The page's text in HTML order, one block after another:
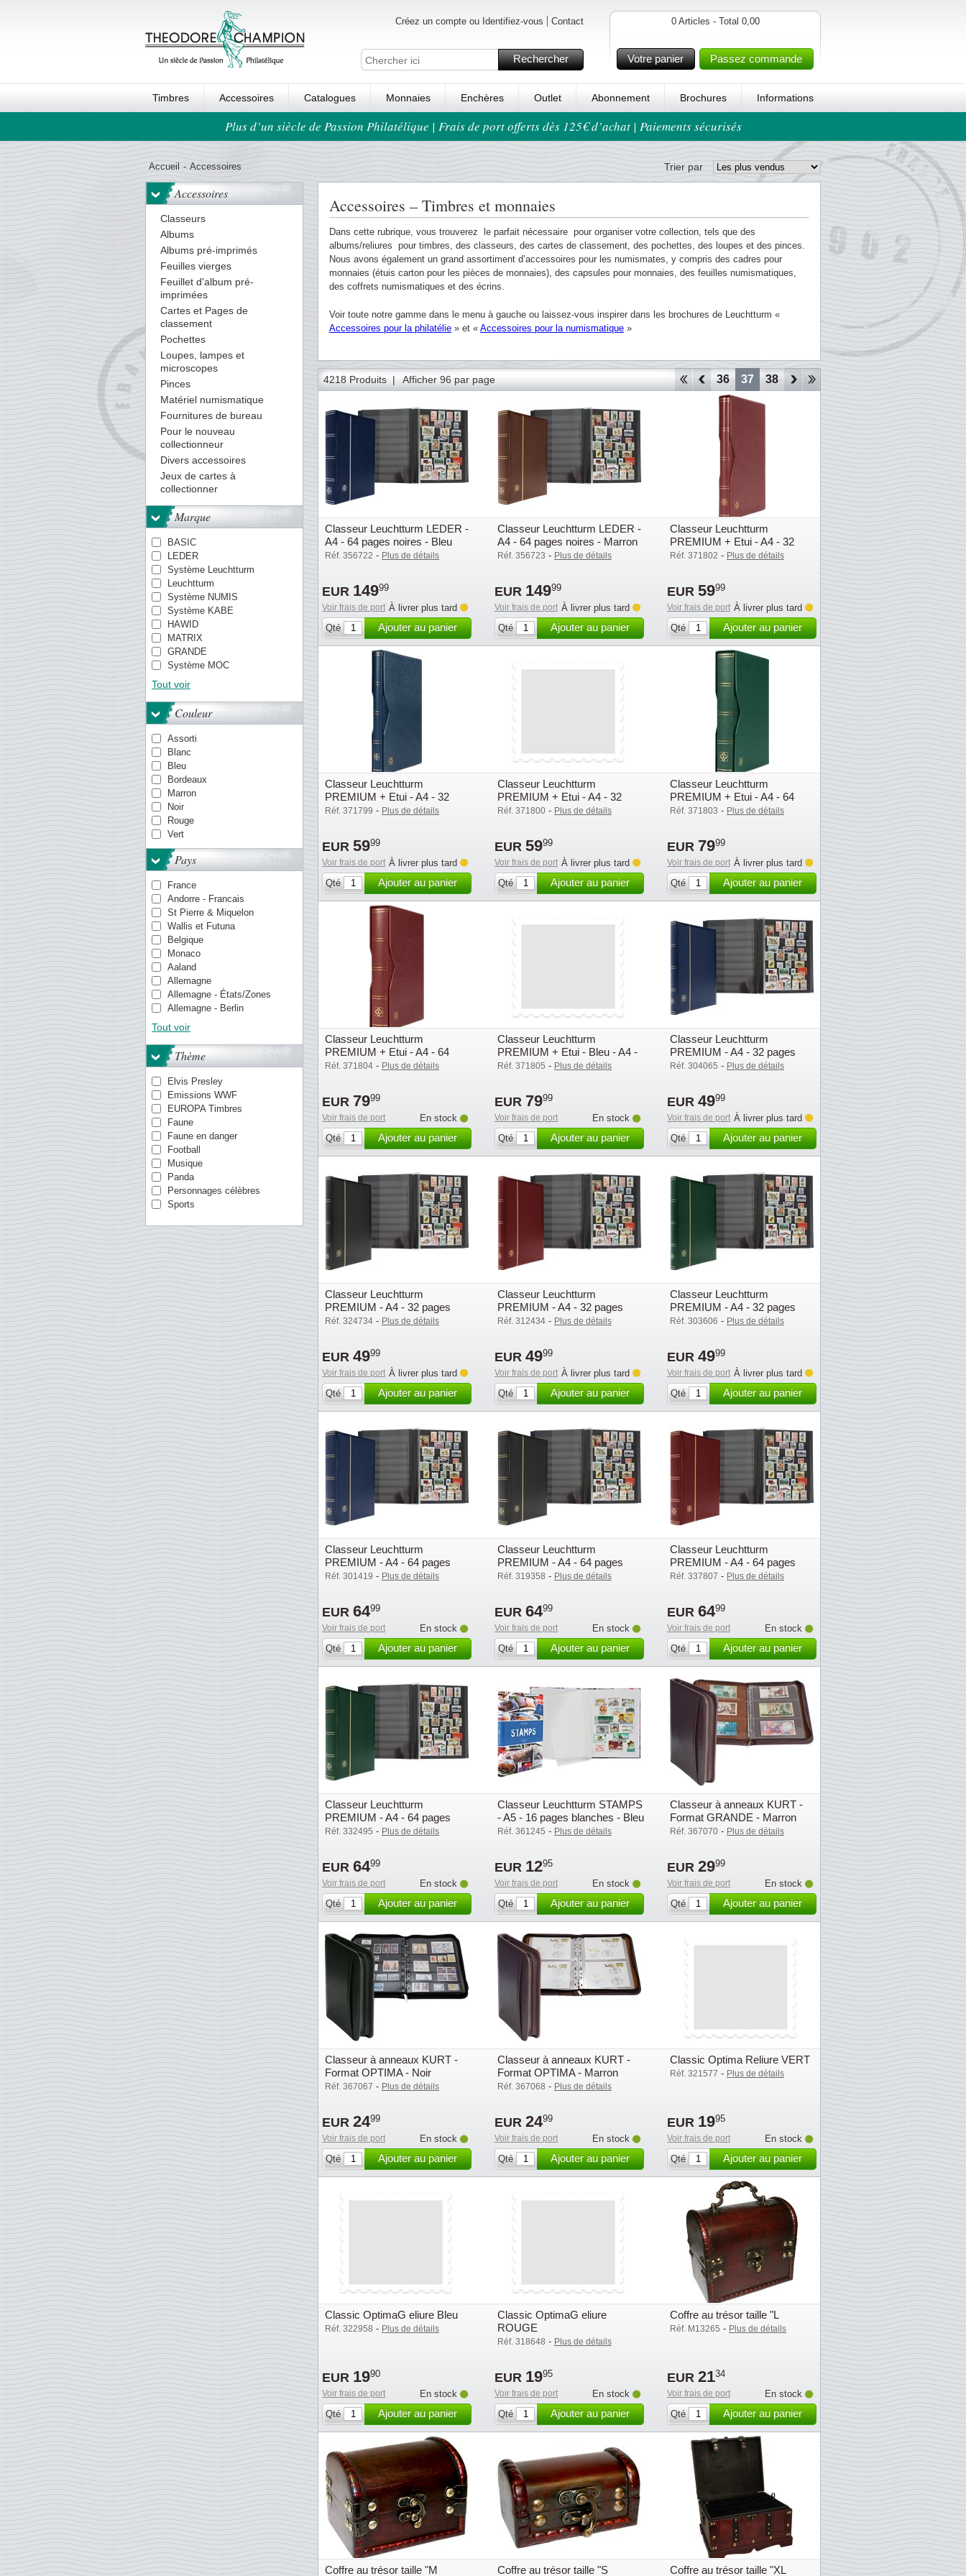
Créez un compte ou Identifiez-vous Contact
Rechercher
0 Articles - Total 0,00
Votre panier Passez commande
Timbres Accessoires Catalogues Monnaies Enchères Outlet Abonnement Brochures Informations
Ordre au panierPlus d’un siècle de Passion Philatélique | Frais de port offerts dès 125€ d’achat | Paiements sécurisés
Accueil - Accessoires Trier par
Accessoires
Classeurs
Albums
Albums pré-imprimés
Feuilles vierges
Feuillet d'album pré-
imprimées
Cartes et Pages de
classement
Pochettes
Loupes, lampes et
microscopes
Pinces
Matériel numismatique
Fournitures de bureau
Pour le nouveau
collectionneur
Divers accessoires
Jeux de cartes à
collectionner
Marque
BASIC
LEDER
Système Leuchtturm
Leuchtturm
Système NUMIS
Système KABE
HAWID
MATRIX
GRANDE
Système MOC
TACK
PREMIUM
Système OPTIMA
Quadrum
VARIO
Système KANZLEI
Pochettes ENCAP
COMFORT
Système FOLIO
Smart
LAPE
Tout voir
Couleur
Assorti
Blanc
Bleu
Bordeaux
Marron
Noir
Rouge
Vert
Pays
France
Andorre - Francais
St Pierre & Miquelon
Wallis et Futuna
Belgique
Monaco
Aaland
Allemagne
Allemagne - États/Zones
Allemagne - Berlin
Allemagne de l'Est (RDA)
Antilles danoises
Antilles néerlandaises
Aruba
Aurigny
Australie
Autriche
Canada
Chine
Chypre
Croatie
Danemark
Egypte
Empire Allemand
Espagne
Estonie
Tout voir
Thème
Elvis Presley
Emissions WWF
EUROPA Timbres
Faune
Faune en danger
Football
Musique
Panda
Personnages célèbres
Sports
Accessoires – Timbres et monnaies
Dans cette rubrique, vous trouverez le parfait nécessaire pour organiser votre collection, tels que des
albums/reliures pour timbres, des classeurs, des cartes de classement, des pochettes, des loupes et des pinces.
Nous avons également un grand assortiment d’accessoires pour les numismates, y compris des cadres pour
monnaies (étuis carton pour les pièces de monnaies), des capsules pour monnaies, des feuilles numismatiques,
des coffrets numismatiques et des écrins.
Voir toute notre gamme dans le menu à gauche ou laissez-vous inspirer dans les brochures de Leuchtturm «
Accessoires pour la philatélie » et « Accessoires pour la numismatique »
4218 Produits | Afficher 96 par page
11 13 20 21 22 23 24 25 26 34 35 36 37 38 39 40
Classeur Leuchtturm LEDER -
A4 - 64 pages noires - Bleu
Réf. 356722 - Plus de détails
EUR 14999
Voir frais de port À livrer plus tard
Qté
Ajouter au panier
Classeur Leuchtturm LEDER -
A4 - 64 pages noires - Marron
Réf. 356723 - Plus de détails
EUR 14999
Voir frais de port À livrer plus tard
Qté
Ajouter au panier
Classeur Leuchtturm
PREMIUM + Etui - A4 - 32
pages noires - Rouge
Réf. 371802 - Plus de détails
EUR 5999
Voir frais de port À livrer plus tard
Qté
Ajouter au panier
Classeur Leuchtturm
PREMIUM + Etui - A4 - 32
pages noires - bleu
Réf. 371799 - Plus de détails
EUR 5999
Voir frais de port À livrer plus tard
Qté
Ajouter au panier
Classeur Leuchtturm
PREMIUM + Etui - A4 - 32
pages noires - Vert
Réf. 371800 - Plus de détails
EUR 5999
Voir frais de port À livrer plus tard
Qté
Ajouter au panier
Classeur Leuchtturm
PREMIUM + Etui - A4 - 64
pages noires - Vert
Réf. 371803 - Plus de détails
EUR 7999
Voir frais de port À livrer plus tard
Qté
Ajouter au panier
Classeur Leuchtturm
PREMIUM + Etui - A4 - 64
pages noires - Rouge
Réf. 371804 - Plus de détails
EUR 7999
Voir frais de port
En stock
Qté
Ajouter au panier
Classeur Leuchtturm
PREMIUM + Etui - Bleu - A4 -
64 pages noires - couvertu
Réf. 371805 - Plus de détails
EUR 7999
Voir frais de port
En stock
Qté
Ajouter au panier
Classeur Leuchtturm
PREMIUM - A4 - 32 pages
noires - Bleu
Réf. 304065 - Plus de détails
EUR 4999
Voir frais de port À livrer plus tard
Qté
Ajouter au panier
Classeur Leuchtturm
PREMIUM - A4 - 32 pages
noires - Noir
Réf. 324734 - Plus de détails
EUR 4999
Voir frais de port À livrer plus tard
Qté
Ajouter au panier
Classeur Leuchtturm
PREMIUM - A4 - 32 pages
noires - Rouge
Réf. 312434 - Plus de détails
EUR 4999
Voir frais de port À livrer plus tard
Qté
Ajouter au panier
Classeur Leuchtturm
PREMIUM - A4 - 32 pages
noires - Vert
Réf. 303606 - Plus de détails
EUR 4999
Voir frais de port À livrer plus tard
Qté
Ajouter au panier
Classeur Leuchtturm
PREMIUM - A4 - 64 pages
noires - Bleu
Réf. 301419 - Plus de détails
EUR 6499
Voir frais de port
En stock
Qté
Ajouter au panier
Classeur Leuchtturm
PREMIUM - A4 - 64 pages
noires - Noir
Réf. 319358 - Plus de détails
EUR 6499
Voir frais de port
En stock
Qté
Ajouter au panier
Classeur Leuchtturm
PREMIUM - A4 - 64 pages
noires - Rouge
Réf. 337807 - Plus de détails
EUR 6499
Voir frais de port
En stock
Qté
Ajouter au panier
Classeur Leuchtturm
PREMIUM - A4 - 64 pages
noires - Vert
Réf. 332495 - Plus de détails
EUR 6499
Voir frais de port
En stock
Qté
Ajouter au panier
Classeur Leuchtturm STAMPS
- A5 - 16 pages blanches - Bleu
Réf. 361245 - Plus de détails
EUR 1295
Voir frais de port
En stock
Qté
Ajouter au panier
Classeur à anneaux KURT -
Format GRANDE - Marron
Réf. 367070 - Plus de détails
EUR 2999
Voir frais de port
En stock
Qté
Ajouter au panier
Classeur à anneaux KURT -
Format OPTIMA - Noir
Réf. 367067 - Plus de détails
EUR 2499
Voir frais de port
En stock
Qté
Ajouter au panier
Classeur à anneaux KURT -
Format OPTIMA - Marron
Réf. 367068 - Plus de détails
EUR 2499
Voir frais de port
En stock
Qté
Ajouter au panier
Classic Optima Reliure VERT
Réf. 321577 - Plus de détails
EUR 1995
Voir frais de port
En stock
Qté
Ajouter au panier
Classic OptimaG eliure Bleu
Réf. 322958 - Plus de détails
EUR 1990
Voir frais de port
En stock
Qté
Ajouter au panier
Classic OptimaG eliure
ROUGE
Réf. 318648 - Plus de détails
EUR 1995
Voir frais de port
En stock
Qté
Ajouter au panier
Coffre au trésor taille "L
Réf. M13265 - Plus de détails
EUR 2134
Voir frais de port
En stock
Qté
Ajouter au panier
Coffre au trésor taille "M Coffre au trésor taille "S Coffre au trésor taille "XL